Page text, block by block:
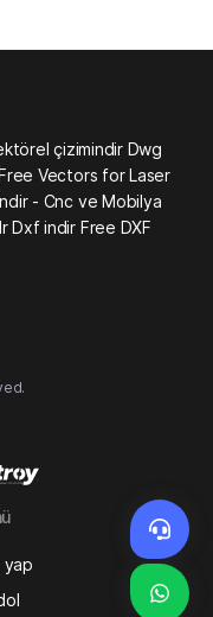
çizimindir Dwg
Vectors for Laser
- Cnc ve Mobilya
Dxf indir Free DXF
yap